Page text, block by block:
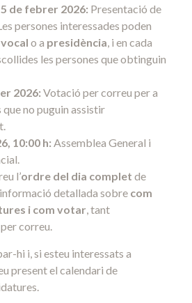
de febrer 2026: Presentació de
persones interessades poden
vocal o a presidència, i en cada
les persones que obtinguin
2026: Votació per correu per a
no puguin assistir
10:00 h: Assemblea General i
l’ordre del dia complet de
detallada sobre com
i com votar, tant
correu.
hi i, si esteu interessats a
present el calendari de